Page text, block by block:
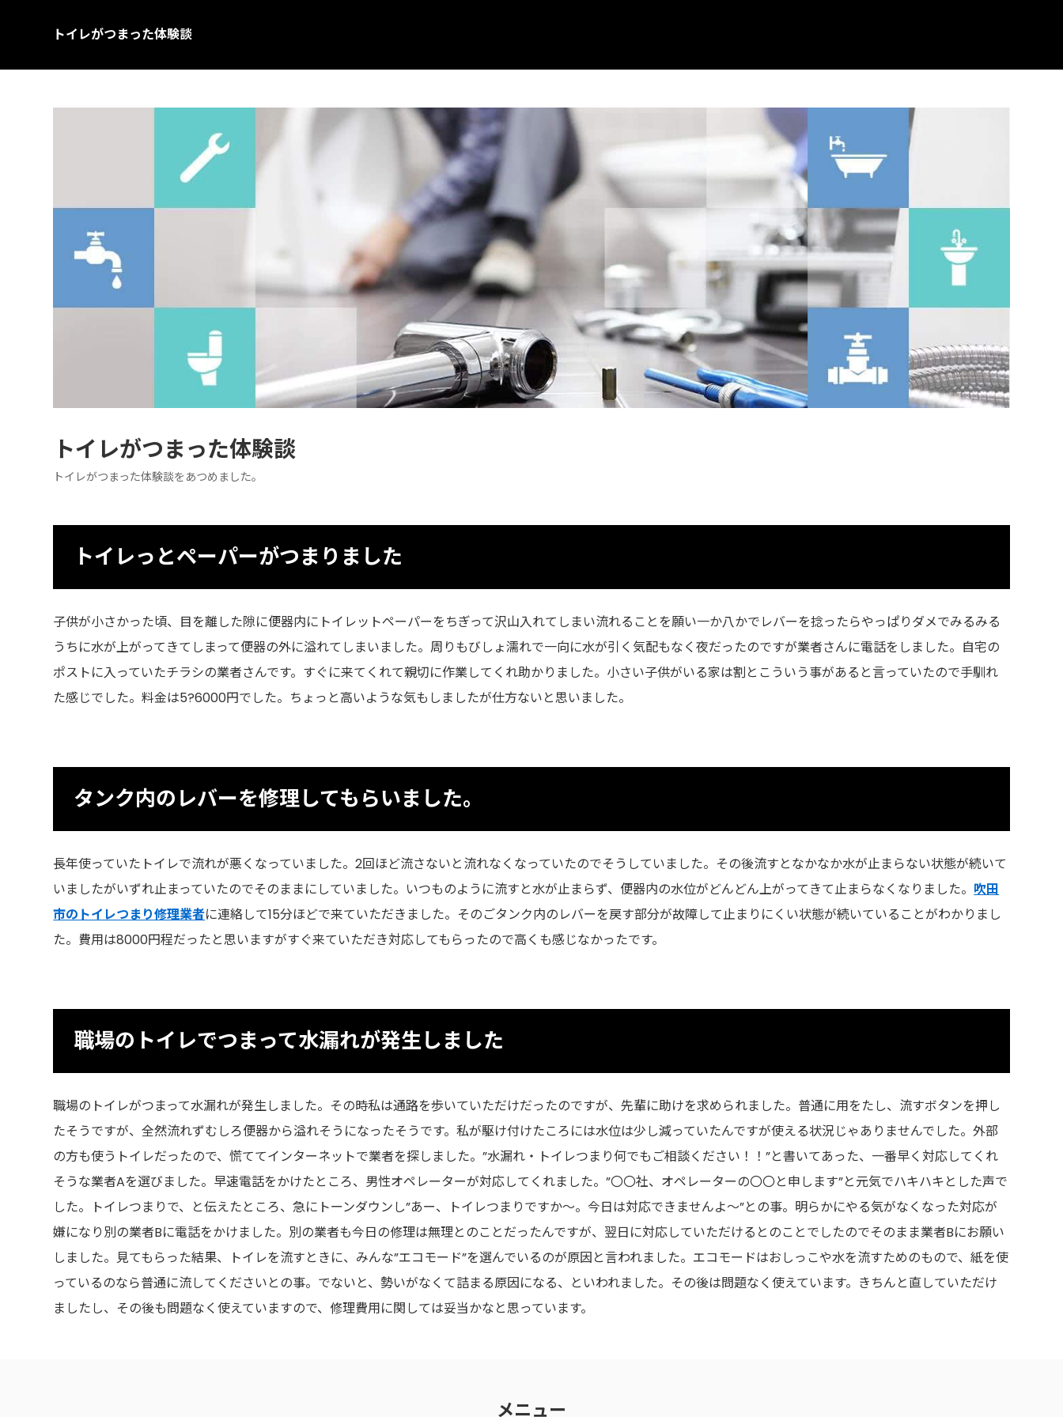
トイレがつまった体験談
トイレがつまった体験談
トイレがつまった体験談をあつめました。
トイレっとペーパーがつまりました
子供が小さかった頃、目を離した隙に便器内にトイレットペーパーをちぎって沢山入れてしまい流れることを願い一か八かでレバーを捻ったらやっぱりダメでみるみる
うちに水が上がってきてしまって便器の外に溢れてしまいました。周りもびしょ濡れで一向に水が引く気配もなく夜だったのですが業者さんに電話をしました。自宅の
ポストに入っていたチラシの業者さんです。すぐに来てくれて親切に作業してくれ助かりました。小さい子供がいる家は割とこういう事があると言っていたので手馴れ
た感じでした。料金は5?6000円でした。ちょっと高いような気もしましたが仕方ないと思いました。
タンク内のレバーを修理してもらいました。
長年使っていたトイレで流れが悪くなっていました。2回ほど流さないと流れなくなっていたのでそうしていました。その後流すとなかなか水が止まらない状態が続いて
いましたがいずれ止まっていたのでそのままにしていました。いつものように流すと水が止まらず、便器内の水位がどんどん上がってきて止まらなくなりました。 吹田
市のトイレつまり修理業者に連絡して15分ほどで来ていただきました。そのごタンク内のレバーを戻す部分が故障して止まりにくい状態が続いていることがわかりまし
た。費用は8000円程だったと思いますがすぐ来ていただき対応してもらったので高くも感じなかったです。
職場のトイレでつまって水漏れが発生しました
職場のトイレがつまって水漏れが発生しました。その時私は通路を歩いていただけだったのですが、先輩に助けを求められました。普通に用をたし、流すボタンを押し
たそうですが、全然流れずむしろ便器から溢れそうになったそうです。私が駆け付けたころには水位は少し減っていたんですが使える状況じゃありませんでした。外部
の方も使うトイレだったので、慌ててインターネットで業者を探しました。”水漏れ・トイレつまり何でもご相談ください！！”と書いてあった、一番早く対応してくれ
そうな業者Aを選びました。早速電話をかけたところ、男性オペレーターが対応してくれました。”〇〇社、オペレーターの〇〇と申します”と元気でハキハキとした声で
した。トイレつまりで、と伝えたところ、急にトーンダウンし”あー、トイレつまりですか～。今日は対応できませんよ～”との事。明らかにやる気がなくなった対応が
嫌になり別の業者Bに電話をかけました。別の業者も今日の修理は無理とのことだったんですが、翌日に対応していただけるとのことでしたのでそのまま業者Bにお願い
しました。見てもらった結果、トイレを流すときに、みんな”エコモード”を選んでいるのが原因と言われました。エコモードはおしっこや水を流すためのもので、紙を使
っているのなら普通に流してくださいとの事。でないと、勢いがなくて詰まる原因になる、といわれました。その後は問題なく使えています。きちんと直していただけ
ましたし、その後も問題なく使えていますので、修理費用に関しては妥当かなと思っています。
メニュー